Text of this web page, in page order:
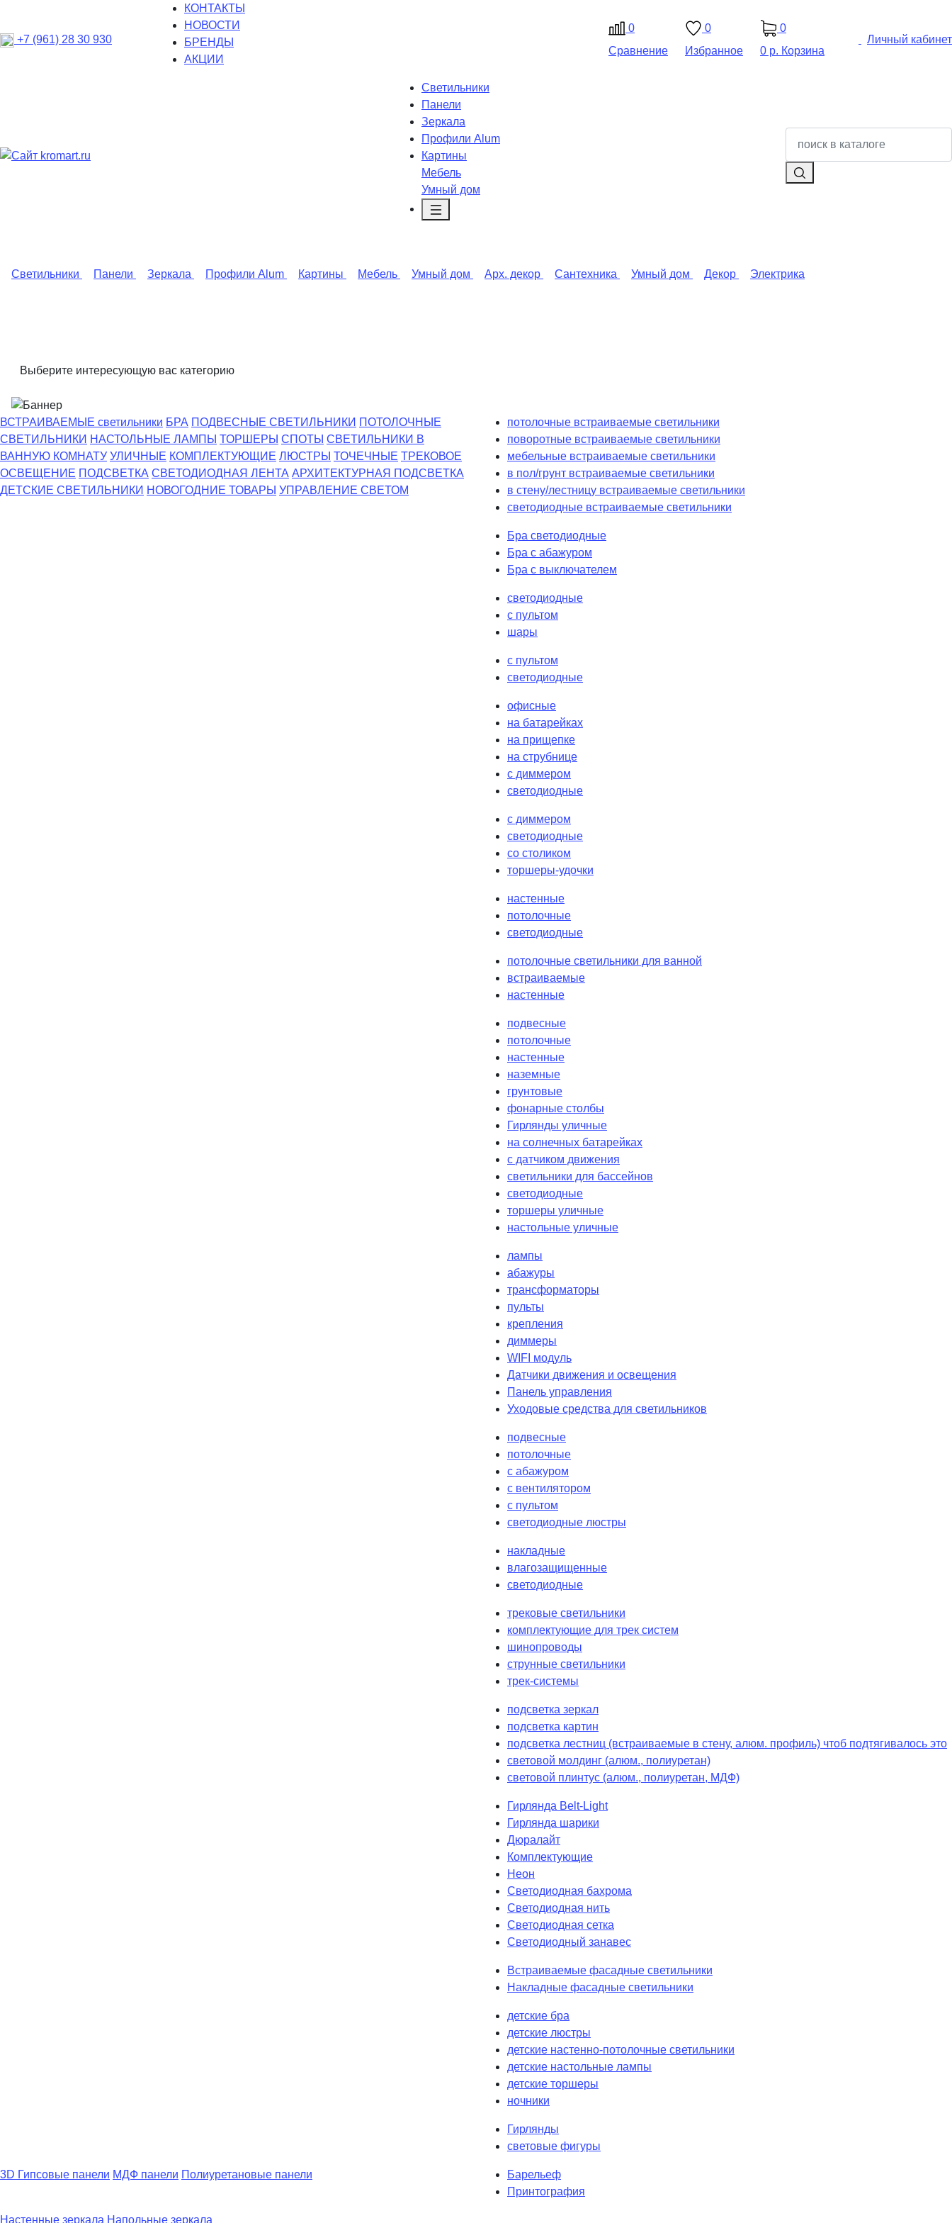
+7 (961) 28 30 930
КОНТАКТЫ
НОВОСТИ
БРЕНДЫ
АКЦИИ
0
Сравнение
0
Избранное
0
0 р. Корзина
Личный кабинет
Светильники
Панели
Зеркала
Профили Alum
Картины
Мебель
Умный дом
Светильники Панели Зеркала Профили Alum Картины Мебель Умный дом Арх. декор Сантехника Умный дом Декор Электрика
Выберите интересующую вас категорию
ВСТРАИВАЕМЫЕ светильники БРА ПОДВЕСНЫЕ СВЕТИЛЬНИКИ ПОТОЛОЧНЫЕ
СВЕТИЛЬНИКИ НАСТОЛЬНЫЕ ЛАМПЫ ТОРШЕРЫ СПОТЫ СВЕТИЛЬНИКИ В
ВАННУЮ КОМНАТУ УЛИЧНЫЕ КОМПЛЕКТУЮЩИЕ ЛЮСТРЫ ТОЧЕЧНЫЕ ТРЕКОВОЕ
ОСВЕЩЕНИЕ ПОДСВЕТКА СВЕТОДИОДНАЯ ЛЕНТА АРХИТЕКТУРНАЯ ПОДСВЕТКА
ДЕТСКИЕ СВЕТИЛЬНИКИ НОВОГОДНИЕ ТОВАРЫ УПРАВЛЕНИЕ СВЕТОМ
потолочные встраиваемые светильники
поворотные встраиваемые светильники
мебельные встраиваемые светильники
в пол/грунт встраиваемые светильники
в стену/лестницу встраиваемые светильники
светодиодные встраиваемые светильники
Бра светодиодные
Бра с абажуром
Бра с выключателем
светодиодные
с пультом
шары
с пультом
светодиодные
офисные
на батарейках
на прищепке
на струбнице
с диммером
светодиодные
с диммером
светодиодные
со столиком
торшеры-удочки
настенные
потолочные
светодиодные
потолочные светильники для ванной
встраиваемые
настенные
подвесные
потолочные
настенные
наземные
грунтовые
фонарные столбы
Гирлянды уличные
на солнечных батарейках
с датчиком движения
светильники для бассейнов
светодиодные
торшеры уличные
настольные уличные
лампы
абажуры
трансформаторы
пульты
крепления
диммеры
WIFI модуль
Датчики движения и освещения
Панель управления
Уходовые средства для светильников
подвесные
потолочные
с абажуром
с вентилятором
с пультом
светодиодные люстры
накладные
влагозащищенные
светодиодные
трековые светильники
комплектующие для трек систем
шинопроводы
струнные светильники
трек-системы
подсветка зеркал
подсветка картин
подсветка лестниц (встраиваемые в стену, алюм. профиль) чтоб подтягивалось это
световой молдинг (алюм., полиуретан)
световой плинтус (алюм., полиуретан, МДФ)
Гирлянда Belt-Light
Гирлянда шарики
Дюралайт
Комплектующие
Неон
Светодиодная бахрома
Светодиодная нить
Светодиодная сетка
Светодиодный занавес
Встраиваемые фасадные светильники
Накладные фасадные светильники
детские бра
детские люстры
детские настенно-потолочные светильники
детские настольные лампы
детские торшеры
ночники
Гирлянды
световые фигуры
3D Гипсовые панели МДФ панели Полиуретановые панели
Барельеф
Принтография
Настенные зеркала Напольные зеркала